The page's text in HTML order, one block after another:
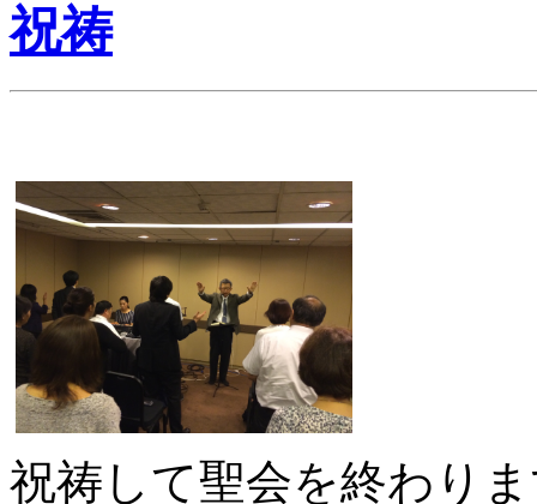
祝祷
祝祷して聖会を終わり